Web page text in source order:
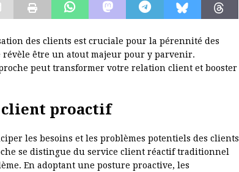
des clients est cruciale pour la pérennité des
être un atout majeur pour y parvenir.
peut transformer votre relation client et booster
client proactif
les besoins et les problèmes potentiels des clients
se distingue du service client réactif traditionnel
En adoptant une posture proactive, les